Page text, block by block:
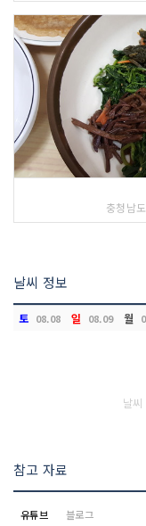
충청남
날씨 정보
토 08.08 일 08.09 월
날
참고 자료
유튜브 블로그